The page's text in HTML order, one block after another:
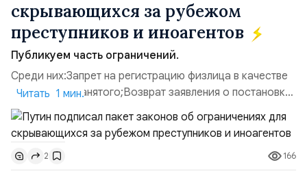
скрывающихся за рубежом
преступников и иноагентов
Публикуем часть ограничений.
Среди них:Запрет на регистрацию физлица в качестве
ИП или самозанятого;Возврат заявления о постановке
недвижимости на кадастровый учет;Ограничение
водительских прав;Запрет регистрации транспортных
средств и на заключение сделок по
доверенности;Отказ в заключении кредитного
договора, предоставлении государственных и
Читать 1 мин.
2 166